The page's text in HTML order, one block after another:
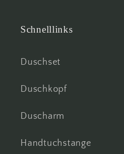
Schnelllinks
Duschset
Duschkopf
Duscharm
Handtuchstange